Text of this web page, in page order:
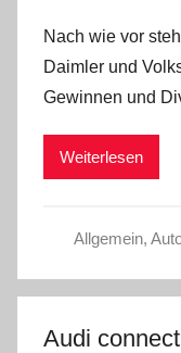
Nach wie vor
Daimler und
Gewinnen und
Weiterlesen
Allgemein,
Audi